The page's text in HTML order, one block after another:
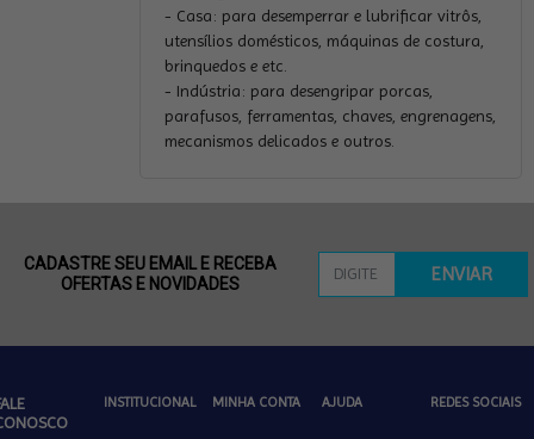
- Casa: para desemperrar e lubrificar vitrôs,
utensílios domésticos, máquinas de costura,
brinquedos e etc.
- Indústria: para desengripar porcas,
parafusos, ferramentas, chaves, engrenagens,
mecanismos delicados e outros.
CADASTRE SEU EMAIL E RECEBA
OFERTAS E NOVIDADES
ENVIAR
INSTITUCIONAL MINHA CONTA AJUDA REDES SOCIAIS